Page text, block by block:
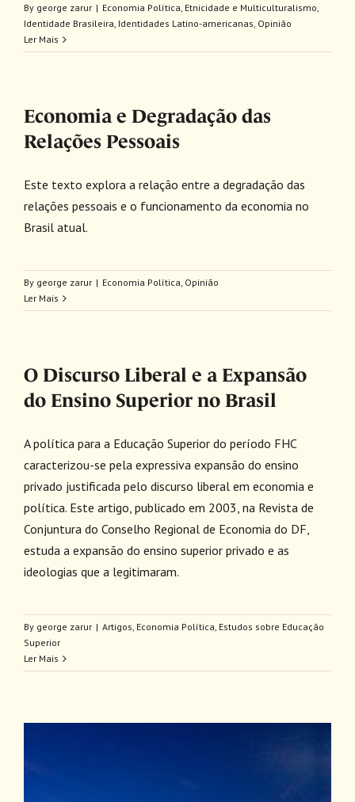
By george zarur | Economia Política, Etnicidade e Multiculturalismo,
Identidade Brasileira, Identidades Latino-americanas, Opinião
Ler Mais
Economia e Degradação das
Relações Pessoais
Este texto explora a relação entre a degradação das
relações pessoais e o funcionamento da economia no
Brasil atual.
By george zarur | Economia Política, Opinião
Ler Mais
O Discurso Liberal e a Expansão
do Ensino Superior no Brasil
A política para a Educação Superior do período FHC
caracterizou-se pela expressiva expansão do ensino
privado justificada pelo discurso liberal em economia e
política. Este artigo, publicado em 2003, na Revista de
Conjuntura do Conselho Regional de Economia do DF,
estuda a expansão do ensino superior privado e as
ideologias que a legitimaram.
By george zarur | Artigos, Economia Política, Estudos sobre Educação
Superior
Ler Mais